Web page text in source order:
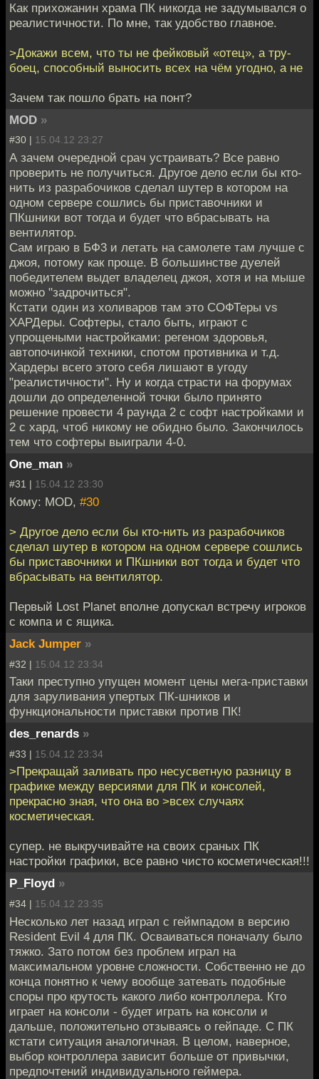
Как прихожанин храма ПК никогда не задумывался о
реалистичности. По мне, так удобство главное.
>Докажи всем, что ты не фейковый «отец», а тру-
боец, способный выносить всех на чём угодно, а не
Зачем так пошло брать на понт?
MOD »
#30 | 15.04.12 23:27
А зачем очередной срач устраивать? Все равно
проверить не получиться. Другое дело если бы кто-
нить из разрабочиков сделал шутер в котором на
одном сервере сошлись бы приставочники и
ПКшники вот тогда и будет что вбрасывать на
вентилятор.
Сам играю в БФ3 и летать на самолете там лучше с
джоя, потому как проще. В большинстве дуелей
победителем выдет владелец джоя, хотя и на мыше
можно "задрочиться".
Кстати один из холиваров там это СОФТеры vs
ХАРДеры. Софтеры, стало быть, играют с
упрощеными настройками: регеном здоровья,
автопочинкой техники, спотом противника и т.д.
Хардеры всего этого себя лишают в угоду
"реалистичности". Ну и когда страсти на форумах
дошли до определенной точки было принято
решение провести 4 раунда 2 с софт настройками и
2 с хард, чтоб никому не обидно было. Закончилось
тем что софтеры выиграли 4-0.
One_man »
#31 | 15.04.12 23:30
Кому: MOD, #30
> Другое дело если бы кто-нить из разрабочиков
сделал шутер в котором на одном сервере сошлись
бы приставочники и ПКшники вот тогда и будет что
вбрасывать на вентилятор.
Первый Lost Planet вполне допускал встречу игроков
с компа и с ящика.
Jack Jumper »
#32 | 15.04.12 23:34
Таки преступно упущен момент цены мега-приставки
для заруливания упертых ПК-шников и
функциональности приставки против ПК!
des_renards »
#33 | 15.04.12 23:34
>Прекращай заливать про несусветную разницу в
графике между версиями для ПК и консолей,
прекрасно зная, что она во >всех случаях
косметическая.
супер. не выкручивайте на своих сраных ПК
настройки графики, все равно чисто косметическая!!!
P_Floyd »
#34 | 15.04.12 23:35
Несколько лет назад играл с геймпадом в версию
Resident Evil 4 для ПК. Осваиваться поначалу было
тяжко. Зато потом без проблем играл на
максимальном уровне сложности. Собственно не до
конца понятно к чему вообще затевать подобные
споры про крутость какого либо контроллера. Кто
играет на консоли - будет играть на консоли и
дальше, положительно отзываясь о гейпаде. С ПК
кстати ситуация аналогичная. В целом, наверное,
выбор контроллера зависит больше от привычки,
предпочтений индивидуального геймера.